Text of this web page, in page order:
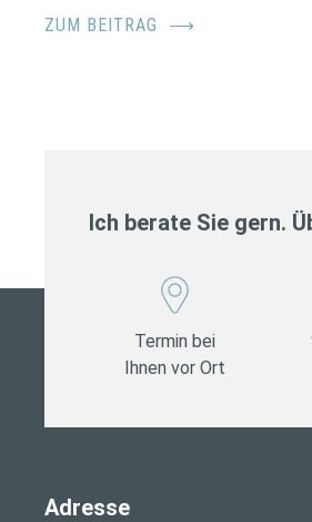
ZUM BEITRAG ⟶
Ich berate Sie gern.
Termin bei
Ihnen vor Ort
Adresse